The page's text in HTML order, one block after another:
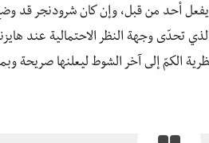
يفعل أحد من قبل، وإن كان شرودنجر قد
تحدّى وجهة النظر الاحتمالية عند
الكمّ إلى آخر الشوط ليعلنها صريحة